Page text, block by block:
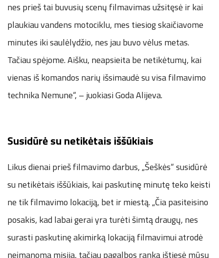
nes prieš tai buvusių scenų filmavimas užsitęsė ir kai
plaukiau vandens motociklu, mes tiesiog skaičiavome
minutes iki saulėlydžio, nes jau buvo vėlus metas.
Tačiau spėjome. Aišku, neapsieita be netikėtumų, kai
vienas iš komandos narių išsimaudė su visa filmavimo
technika Nemune“, – juokiasi Goda Alijeva.
Susidūrė su netikėtais iššūkiais
Likus dienai prieš filmavimo darbus, „Šeškės“ susidūrė
su netikėtais iššūkiais, kai paskutinę minutę teko keisti
ne tik filmavimo lokaciją, bet ir miestą. „Čia pasiteisino
posakis, kad labai gerai yra turėti šimtą draugų, nes
surasti paskutinę akimirką lokaciją filmavimui atrodė
neįmanoma misija, tačiau pagalbos ranką ištiesė mūsų